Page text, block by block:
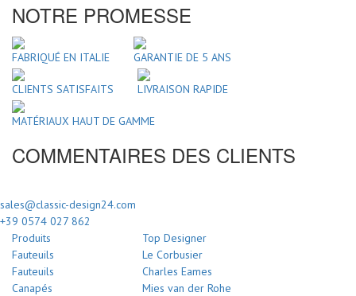
NOTRE PROMESSE
FABRIQUÉ EN ITALIE GARANTIE DE 5 ANS
CLIENTS SATISFAITS LIVRAISON RAPIDE
MATÉRIAUX HAUT DE GAMME
COMMENTAIRES DES CLIENTS
sales@classic-design24.com
+39 0574 027 862
Produits
Fauteuils
Fauteuils
Canapés
Top Designer
Le Corbusier
Charles Eames
Mies van der Rohe